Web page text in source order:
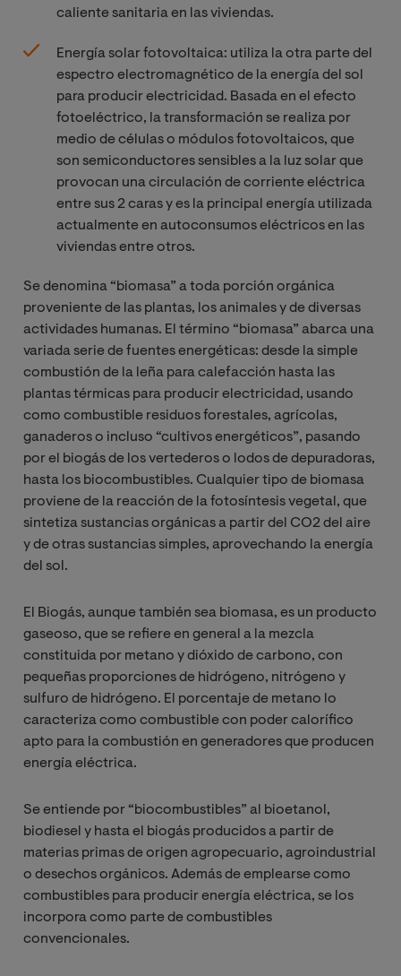
caliente sanitaria en las viviendas.
Energía solar fotovoltaica: utiliza la otra parte del
espectro electromagnético de la energía del sol
para producir electricidad. Basada en el efecto
fotoeléctrico, la transformación se realiza por
medio de células o módulos fotovoltaicos, que
son semiconductores sensibles a la luz solar que
provocan una circulación de corriente eléctrica
entre sus 2 caras y es la principal energía utilizada
actualmente en autoconsumos eléctricos en las
viviendas entre otros.
Se denomina “biomasa” a toda porción orgánica
proveniente de las plantas, los animales y de diversas
actividades humanas. El término “biomasa” abarca una
variada serie de fuentes energéticas: desde la simple
combustión de la leña para calefacción hasta las
plantas térmicas para producir electricidad, usando
como combustible residuos forestales, agrícolas,
ganaderos o incluso “cultivos energéticos”, pasando
por el biogás de los vertederos o lodos de depuradoras,
hasta los biocombustibles. Cualquier tipo de biomasa
proviene de la reacción de la fotosíntesis vegetal, que
sintetiza sustancias orgánicas a partir del CO2 del aire
y de otras sustancias simples, aprovechando la energía
del sol.
El Biogás, aunque también sea biomasa, es un producto
gaseoso, que se refiere en general a la mezcla
constituida por metano y dióxido de carbono, con
pequeñas proporciones de hidrógeno, nitrógeno y
sulfuro de hidrógeno. El porcentaje de metano lo
caracteriza como combustible con poder calorífico
apto para la combustión en generadores que producen
energía eléctrica.
Se entiende por “biocombustibles” al bioetanol,
biodiesel y hasta el biogás producidos a partir de
materias primas de origen agropecuario, agroindustrial
o desechos orgánicos. Además de emplearse como
combustibles para producir energía eléctrica, se los
incorpora como parte de combustibles
convencionales.